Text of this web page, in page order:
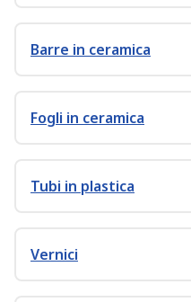
Barre in ceramica
Fogli in ceramica
Tubi in plastica
Vernici